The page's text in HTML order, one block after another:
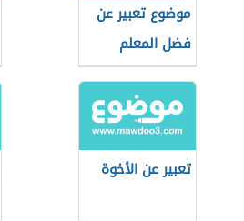
موضوع تعبير عن
فضل المعلم
تعبير عن الأخوة